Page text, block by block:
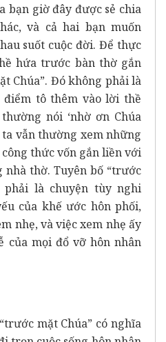
bạn giờ đây được sẻ chia
và cả hai bạn muốn
suốt cuộc đời. Để thực
hứa trước bàn thờ gắn
Chúa”. Đó không phải là
tô thêm vào lời thề
nói ‘nhờ ơn Chúa
vẫn thường xem những
thức vốn gắn liền với
thờ. Tuyên bố “trước
phải là chuyện tùy nghi
của khế ước hôn phối,
nhẹ, và việc xem nhẹ ấy
của mọi đổ vỡ hôn nhân
mặt Chúa” có nghĩa